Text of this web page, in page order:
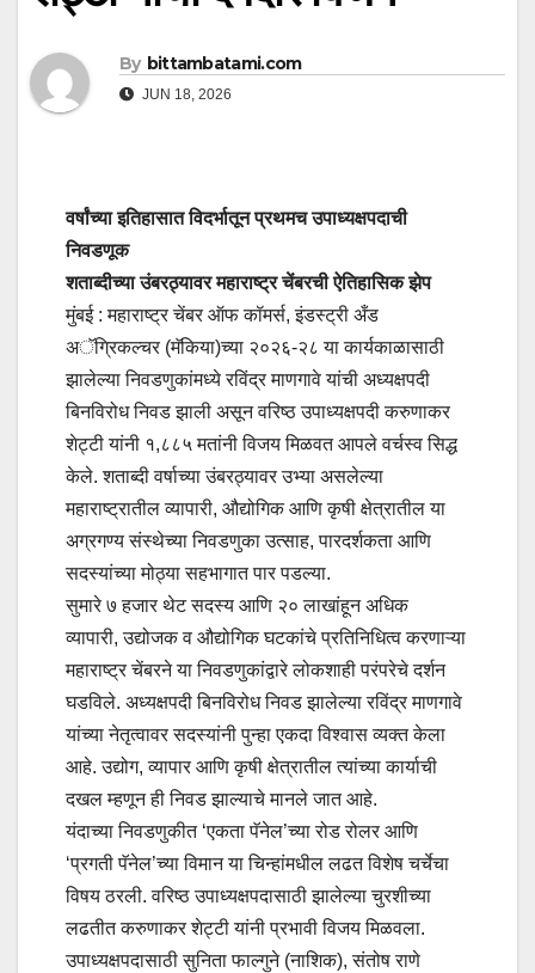
By bittambatami.com
JUN 18, 2026
वर्षांच्या इतिहासात विदर्भातून प्रथमच उपाध्यक्षपदाची
निवडणूक
शताब्दीच्या उंबरठ्यावर महाराष्ट्र चेंबरची ऐतिहासिक झेप
मुंबई : महाराष्ट्र चेंबर ऑफ कॉमर्स, इंडस्ट्री अँड
अॅग्रिकल्चर (मॅकिया)च्या २०२६-२८ या कार्यकाळासाठी
झालेल्या निवडणुकांमध्ये रविंद्र माणगावे यांची अध्यक्षपदी
बिनविरोध निवड झाली असून वरिष्ठ उपाध्यक्षपदी करुणाकर
शेट्टी यांनी १,८८५ मतांनी विजय मिळवत आपले वर्चस्व सिद्ध
केले. शताब्दी वर्षाच्या उंबरठ्यावर उभ्या असलेल्या
महाराष्ट्रातील व्यापारी, औद्योगिक आणि कृषी क्षेत्रातील या
अग्रगण्य संस्थेच्या निवडणुका उत्साह, पारदर्शकता आणि
सदस्यांच्या मोठ्या सहभागात पार पडल्या.
सुमारे ७ हजार थेट सदस्य आणि २० लाखांहून अधिक
व्यापारी, उद्योजक व औद्योगिक घटकांचे प्रतिनिधित्व करणाऱ्या
महाराष्ट्र चेंबरने या निवडणुकांद्वारे लोकशाही परंपरेचे दर्शन
घडविले. अध्यक्षपदी बिनविरोध निवड झालेल्या रविंद्र माणगावे
यांच्या नेतृत्वावर सदस्यांनी पुन्हा एकदा विश्वास व्यक्त केला
आहे. उद्योग, व्यापार आणि कृषी क्षेत्रातील त्यांच्या कार्याची
दखल म्हणून ही निवड झाल्याचे मानले जात आहे.
यंदाच्या निवडणुकीत ‘एकता पॅनेल’च्या रोड रोलर आणि
‘प्रगती पॅनेल’च्या विमान या चिन्हांमधील लढत विशेष चर्चेचा
विषय ठरली. वरिष्ठ उपाध्यक्षपदासाठी झालेल्या चुरशीच्या
लढतीत करुणाकर शेट्टी यांनी प्रभावी विजय मिळवला.
उपाध्यक्षपदासाठी सुनिता फाल्गुने (नाशिक), संतोष राणे